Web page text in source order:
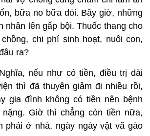
bữa no bữa đói. Bây giờ, những
nhân lên gấp bội. Thuốc thang cho
chi phí sinh hoạt, nuôi con,
ra?
nếu như có tiền, điều trị dài
thì đã thuyên giảm đi nhiều rồi,
gia đình không có tiền nên bệnh
Giờ thì chẳng còn tiền nữa,
phải ở nhà, ngày ngày vật vã gào